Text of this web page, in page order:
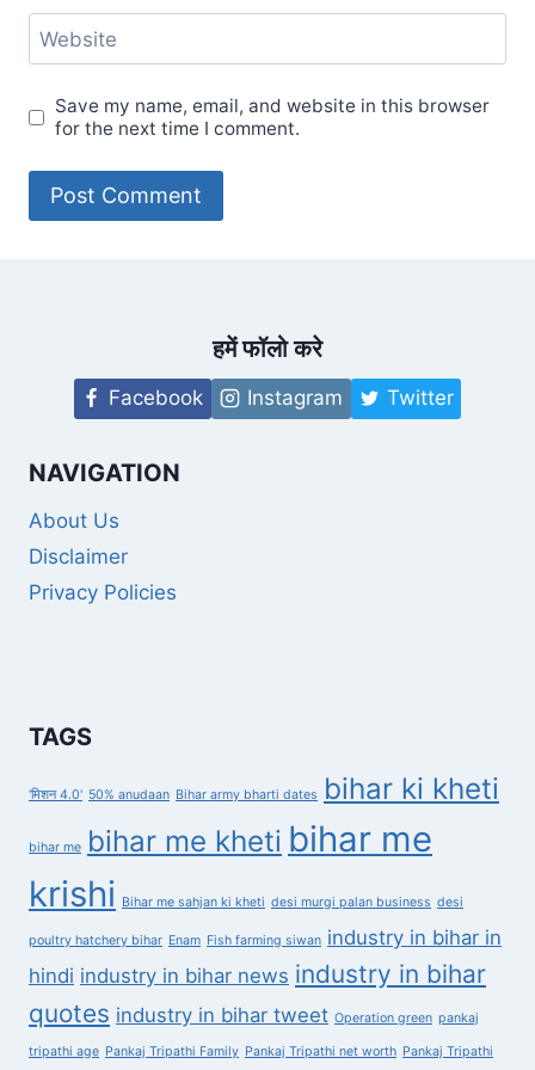
Website
Save my name, email, and website in this browser
for the next time I comment.
हमें फॉलो करे
Facebook Instagram Twitter
NAVIGATION
About Us
Disclaimer
Privacy Policies
TAGS
'मिशन 4.0' 50% anudaan Bihar army bharti dates bihar ki kheti
bihar me bihar me kheti bihar me
krishi Bihar me sahjan ki kheti desi murgi palan business desi
poultry hatchery bihar Enam Fish farming siwan industry in bihar in
hindi industry in bihar news industry in bihar
quotes industry in bihar tweet Operation green pankaj
tripathi age Pankaj Tripathi Family Pankaj Tripathi net worth Pankaj Tripathi